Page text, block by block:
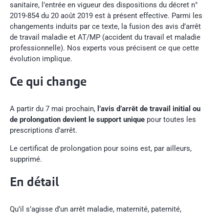
sanitaire, l’entrée en vigueur des dispositions du décret n°
2019-854 du 20 août 2019 est à présent effective. Parmi les
changements induits par ce texte, la fusion des avis d’arrêt
de travail maladie et AT/MP (accident du travail et maladie
professionnelle). Nos experts vous précisent ce que cette
évolution implique.
Ce qui change
A partir du 7 mai prochain, l’avis d’arrêt de travail initial ou
de prolongation devient le support unique pour toutes les
prescriptions d’arrêt.
Le certificat de prolongation pour soins est, par ailleurs,
supprimé.
En détail
Qu’il s’agisse d’un arrêt maladie, maternité, paternité,